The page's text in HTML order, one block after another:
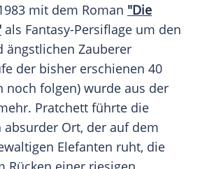
mit dem Roman "Die
als Fantasy-Persiflage um den
ängstlichen Zauberer
der bisher erschienen 40
noch folgen) wurde aus der
Pratchett führte die
absurder Ort, der auf dem
Elefanten ruht, die